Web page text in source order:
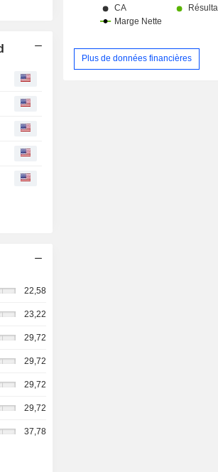
22,58
23,22
29,72
29,72
29,72
29,72
37,78
Plus de données financières